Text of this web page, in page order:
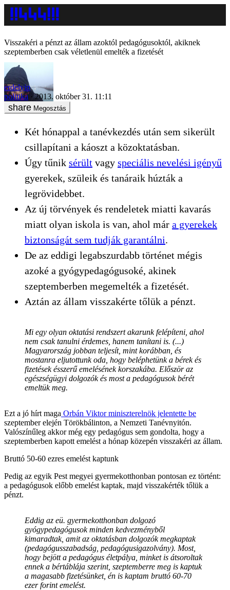
Visszakéri a pénzt az állam azoktól pedagógusoktól, akiknek
szeptemberben csak véletlenül emelték a fizetését
erdelyip
politika
2013. október 31. 11:11
Megosztás
Két hónappal a tanévkezdés után sem sikerült
csillapítani a káoszt a közoktatásban.
Úgy tűnik sérült vagy speciális nevelési igényű
gyerekek, szüleik és tanáraik húzták a
legrövidebbet.
Az új törvények és rendeletek miatti kavarás
miatt olyan iskola is van, ahol már a gyerekek
biztonságát sem tudják garantálni.
De az eddigi legabszurdabb történet mégis
azoké a gyógypedagógusoké, akinek
szeptemberben megemelték a fizetését.
Aztán az állam visszakérte tőlük a pénzt.
Mi egy olyan oktatási rendszert akarunk felépíteni, ahol
nem csak tanulni érdemes, hanem tanítani is. (...)
Magyarország jobban teljesít, mint korábban, és
mostanra eljutottunk oda, hogy beléphetünk a bérek és
fizetések ésszerű emelésének korszakába. Először az
egészségügyi dolgozók és most a pedagógusok bérét
emeltük meg.
Ezt a jó hírt maga Orbán Viktor miniszterelnök jelentette be
szeptember elején Törökbálinton, a Nemzeti Tanévnyitón.
Valószínűleg akkor még egy pedagógus sem gondolta, hogy a
szeptemberben kapott emelést a hónap közepén visszakéri az állam.
Bruttó 50-60 ezres emelést kaptunk
Pedig az egyik Pest megyei gyermekotthonban pontosan ez történt:
a pedagógusok előbb emelést kaptak, majd visszakérték tőlük a
pénzt.
Eddig az eü. gyermekotthonban dolgozó
gyógypedagógusok minden kedvezményből
kimaradtak, amit az oktatásban dolgozók megkaptak
(pedagógusszabadság, pedagógusigazolvány). Most,
hogy bejött a pedagógus életpálya, minket is átsoroltak
ennek a bértáblája szerint, szeptemberre meg is kaptuk
a magasabb fizetésünket, én is kaptam bruttó 60-70
ezer forint emelést.